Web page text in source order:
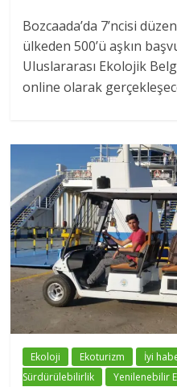
Bozcaada’da 7’ncisi
ülkeden 500’ü aşkın
Uluslararası Ekolojik
online olarak
Ekoloji Ekoturizm İyi
Sürdürülebilirlik
Yenilenebilir